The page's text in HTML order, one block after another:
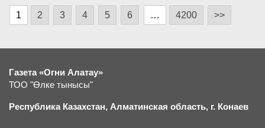
1 2 3 4 5 6 … 4200 >>
Газета «Огни Алатау»
ТОО "Өлке тынысы"
Республика Казахстан, Алматинская область, г. Конаев